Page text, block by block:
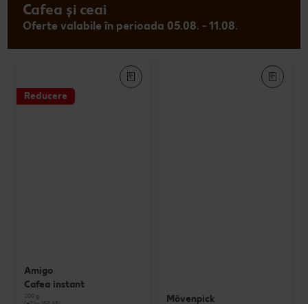
Cafea și ceai
Oferte valabile în perioada 05.08. - 11.08.
Reducere
Amigo
Cafea instant
200 g
Mövenpick